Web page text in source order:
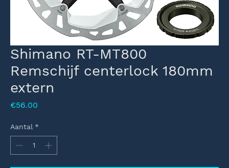
Shimano RT-MT800
Remschijf centerlock 180mm
extern
€56.00
Aantal *